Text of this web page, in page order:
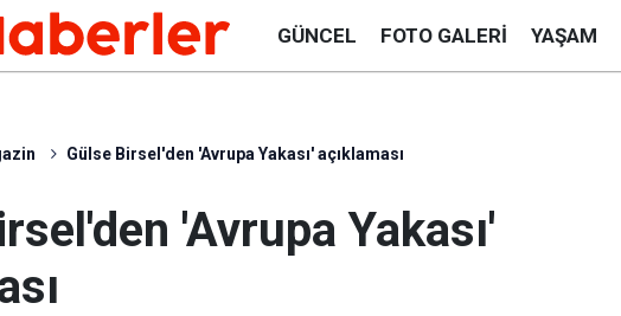
GÜNCEL FOTO GALERI YAŞAM
Gülse Birsel'den 'Avrupa Yakası' açıklaması
'Avrupa Yakası'